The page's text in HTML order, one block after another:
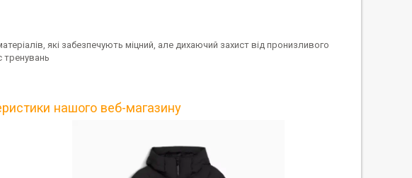
які забезпечують міцний, але дихаючий захист від пронизливого
тренувань
нашого веб-магазину